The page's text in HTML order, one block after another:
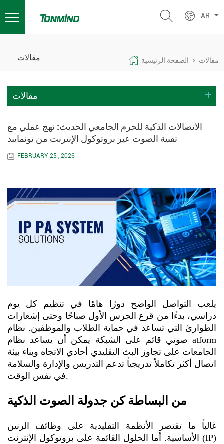
AR
مقالات الصفحة الرئيسية مقالات
مقالات
الاتصالات الذكية للحرم الجامعي الحديث: نهج عملي مع
تقنية الصوت عبر بروتوكول الإنترنت من تونمايند
FEBRUARY 25 , 2026
يلعب التواصل الواضح دورًا هامًا في تنظيم كل يوم
دراسي، بدءًا من قرع الجرس الأول صباحًا وحتى إشعارات
الطوارئ التي تساعد في حماية الطلاب والموظفين. نظام
صوتي قائم على الشبكة يمكن أن يساعد نظام atform
الجامعات على تجاوز البث التقليدي أحادي الاتجاه وبناء بيئة
اتصال أكثر تكاملاً تدريجياً تدعم التدريس والإدارة والسلامة
في نفس الوقت.
من البساطة كن جدولة الصوت الذكية
غالباً ما تقتصر الأنظمة التقليدية على وظائف الرنين
الأساسية. أما الحلول القائمة على بروتوكول الإنترنت (IP)